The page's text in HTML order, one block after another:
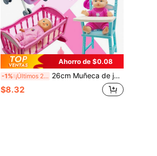
Ahorro de $0.08
-1% ¡Últimos 2 días 26cm Muñeca de juguete de plástico, muñeca bebé realista que simula beber agua y orinar, juguete de juego de simulación lindo
$8.32